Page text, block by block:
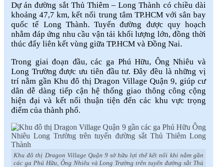
Dự án đường sắt Thủ Thiêm – Long Thành có chiều dài
khoảng 47,7 km, kết nối trung tâm TP.HCM với sân bay
quốc tế Long Thành. Tuyến đường được quy hoạch
nhằm đáp ứng nhu cầu vận tải khối lượng lớn, đồng thời
thúc đẩy liên kết vùng giữa TP.HCM và Đồng Nai.
Trong giai đoạn đầu, các ga Phú Hữu, Ông Nhiêu và
Long Trường được ưu tiên đầu tư. Đây đều là những vị
trí nằm gần Khu đô thị Dragon Village Quận 9, giúp cư
dân dễ dàng tiếp cận hệ thống giao thông công cộng
hiện đại và kết nối thuận tiện đến các khu vực trọng
điểm của thành phố.
Khu đô thị Dragon Village Quận 9 sở hữu lợi thế kết nối khi nằm gần
các ga Phú Hữu, Ông Nhiêu và Long Trường trên tuyến đường sắt Thủ